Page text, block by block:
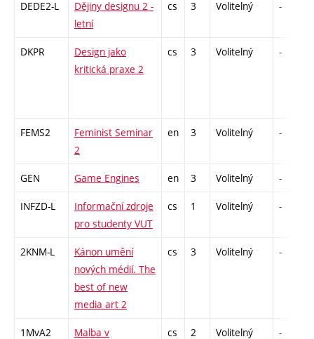
DEDE2-L
Dějiny designu 2 -
letní
cs 3 Volitelný -
DKPR
Design jako
kritická praxe 2
cs 3 Volitelný -
FEMS2
Feminist Seminar
2
en 3 Volitelný -
GEN Game Engines en 3 Volitelný -
INFZD-L
Informační zdroje
pro studenty VUT
cs 1 Volitelný -
2KNM-L
Kánon umění
nových médií. The
best of new
media art 2
cs 3 Volitelný -
1MvA2 Malba v cs 2 Volitelný -